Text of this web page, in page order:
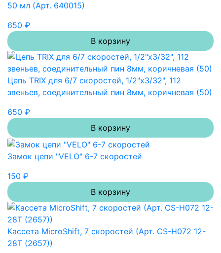
50 мл (Арт. 640015)
650 ₽
В корзину
Цепь TRIX для 6/7 скоростей, 1/2"х3/32", 112
звеньев, соединительный пин 8мм, коричневая (50)
650 ₽
В корзину
Замок цепи "VELO" 6-7 скоростей
150 ₽
В корзину
Кассета MicroShift, 7 скоростей (Арт. CS-H072 12-
28T (2657))